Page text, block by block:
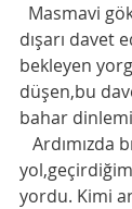
dışarı davet
bekleyen
düşen,bu
bahar
yordu. Kimi